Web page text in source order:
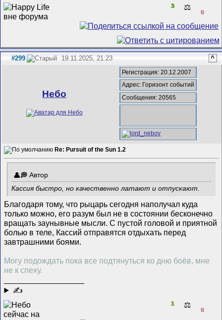
3 ⚖️
0
#299 19.11.2025, 21:23 ^
Небо
Регистрация: 20.12.2007
Адрес: Горизонт событий
Сообщения: 20565
Re: Pursuit of the Sun 1.2
Автор
Кассия быстро, но качественно латают и отпускают.
Благодаря тому, что рыцарь сегодня наполучал куда
только можно, его разум был не в состоянии бесконечно
вращать заунывные мысли. С пустой головой и приятной
болью в теле, Кассий отправятся отдыхать перед
завтрашними боями.
Могу подождать пока все подтянуться ко дню боёв, мне
не к спеху.
✍
1 ⚖️
0